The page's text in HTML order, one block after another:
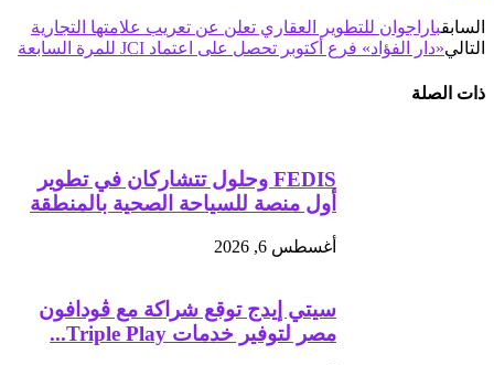
السابقباراجوان للتطوير العقاري تعلن عن تعريب علامتها التجارية
التالي«دار الفؤاد» فرع أكتوبر تحصل على اعتماد JCI للمرة السابعة
ذات الصلة
FEDIS وحلول تتشاركان في تطوير
أول منصة للسياحة الصحية بالمنطقة
أغسطس 6, 2026
سيتي إيدج توقع شراكة مع ڤودافون
مصر لتوفير خدمات Triple Play...